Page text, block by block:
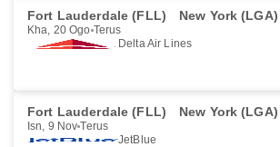
Fort Lauderdale (FLL) New York (LGA)
Kha, 20 Ogo Terus
Delta Air Lines
Fort Lauderdale (FLL) New York (LGA)
Isn, 9 Nov Terus
JetBlue